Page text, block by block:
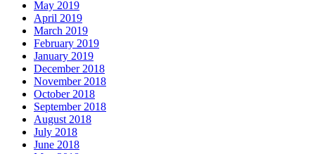
May 2019
April 2019
March 2019
February 2019
January 2019
December 2018
November 2018
October 2018
September 2018
August 2018
July 2018
June 2018